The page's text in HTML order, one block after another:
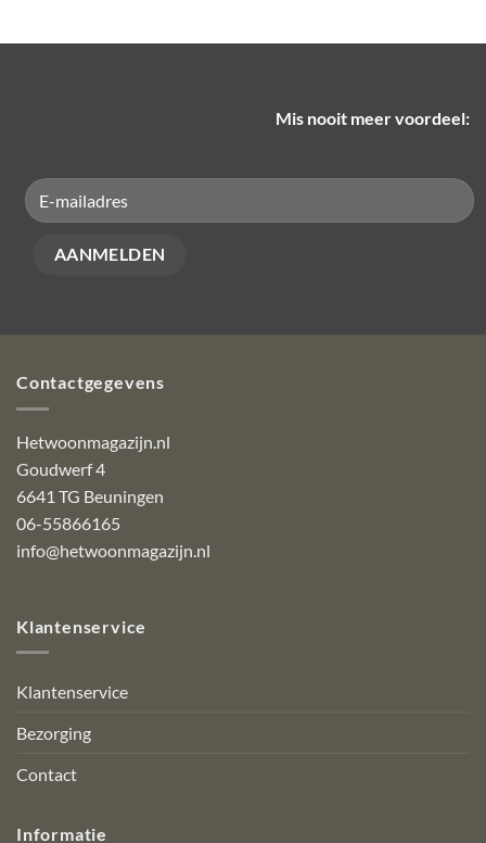
Mis nooit meer voordeel:
Contactgegevens
Hetwoonmagazijn.nl
Goudwerf 4
6641 TG Beuningen
06-55866165
info@hetwoonmagazijn.nl
Klantenservice
Klantenservice
Bezorging
Contact
Informatie